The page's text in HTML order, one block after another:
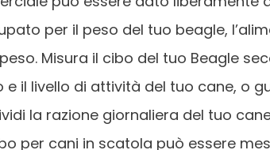
per il peso del tuo beagle,
Misura il cibo del tuo Beagle
e il livello di attività del tuo cane, o
la razione giornaliera del tuo
per cani in scatola può essere